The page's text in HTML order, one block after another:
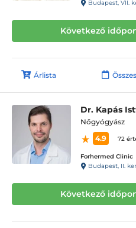
Budapest, VII.
Következő
Árlista
Dr. Kapás
Nőgyógyász
4.9
72
Forhermed Clinic
Budapest, II. kerület,
Következő